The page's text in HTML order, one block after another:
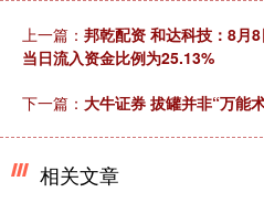
上一篇： 邦乾配资 和达科技：8月
当日流入资金比例为25.13%
下一篇： 大牛证券 拔罐并非“万能
相关文章